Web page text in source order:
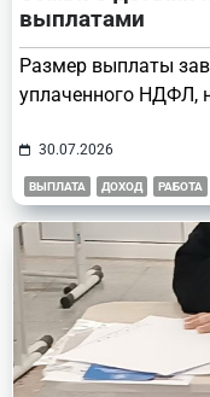
выплатами
Размер выплаты
уплаченного НДФЛ,
30.07.2026
ВЫПЛАТА ДОХОД РАБОТА